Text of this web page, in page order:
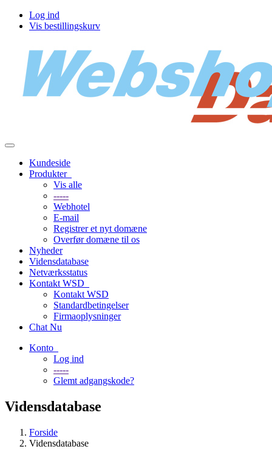
Log ind
Vis bestillingskurv
Toggle
navigationKundeside
Produkter
Vis alle
-----
Webhotel
E-mail
Registrer et nyt domæne
Overfør domæne til os
Nyheder
Vidensdatabase
Netværksstatus
Kontakt WSD
Kontakt WSD
Standardbetingelser
Firmaoplysninger
Chat Nu
Konto
Log ind
-----
Glemt adgangskode?
Vidensdatabase
Forside
Vidensdatabase